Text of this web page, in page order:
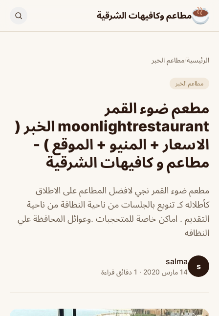
مطاعم وكافيهات الشرقية
الرئيسية/مطاعم الخبر
مطاعم الخبر
مطعم ضوء القمر
moonlightrestaurant الخبر (
الاسعار + المنيو + الموقع ) -
مطاعم و كافيهات الشرقية
مطعم ضوء القمر نجي لافضل المطاعم على الاطلاق
كأطلاله كـ تنويع بالجلسات من ناحية النظافة من ناحية
التقديم . اماكن خاصة للمتحجبات .وعوائل المحافظة علي
النظافه
s
salma
14 مارس 2020 · 1 دقائق قراءة